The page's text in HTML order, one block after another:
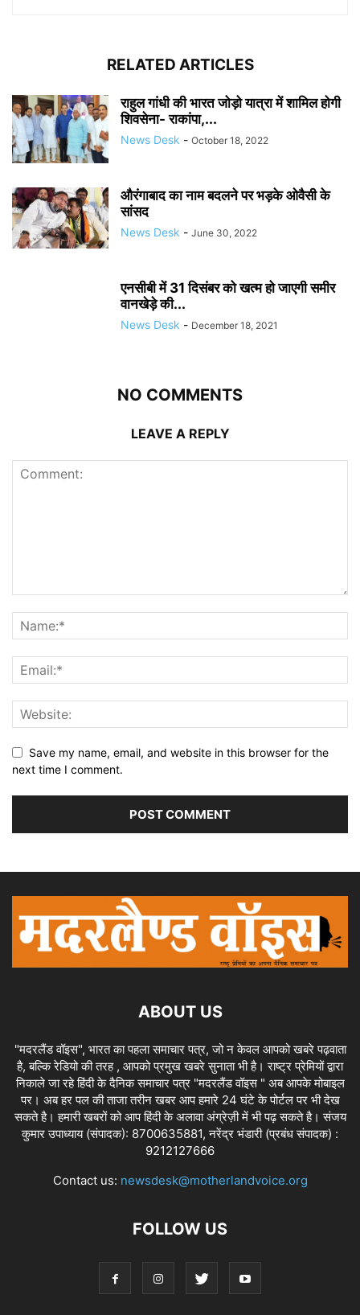
RELATED ARTICLES
राहुल गांधी की भारत जोड़ो यात्रा में शामिल होगी
शिवसेना- राकांपा,...
News Desk - October 18, 2022
औरंगाबाद का नाम बदलने पर भड़के ओवैसी के
सांसद
News Desk - June 30, 2022
एनसीबी में 31 दिसंबर को खत्म हो जाएगी समीर
वानखेड़े की...
News Desk - December 18, 2021
NO COMMENTS
LEAVE A REPLY
Save my name, email, and website in this browser for the
next time I comment.
ABOUT US
"मदरलैंड वॉइस", भारत का पहला समाचार पत्र, जो न केवल आपको खबरे पढ़वाता
है, बल्कि रेडियो की तरह , आपको प्रमुख खबरे सुनाता भी है। राष्ट्र प्रेमियों द्वारा
निकाले जा रहे हिंदी के दैनिक समाचार पत्र "मदरलैंड वॉइस " अब आपके मोबाइल
पर। अब हर पल की ताजा तरीन खबर आप हमारे 24 घंटे के पोर्टल पर भी देख
सकते है। हमारी खबरों को आप हिंदी के अलावा अंग्रेज़ी में भी पढ़ सकते है। संजय
कुमार उपाध्याय (संपादक): 8700635881, नरेंद्र भंडारी (प्रबंध संपादक) :
9212127666
Contact us: newsdesk@motherlandvoice.org
FOLLOW US